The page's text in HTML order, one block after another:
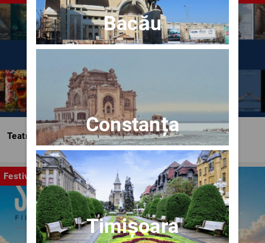
Teatrul Bulandra
Festival
Bacău
Constanța
Timișoara